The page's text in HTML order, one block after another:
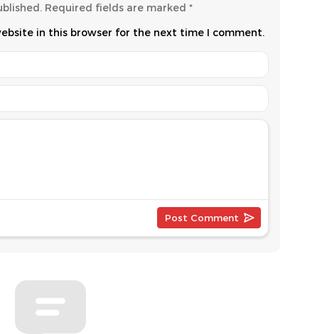
Required fields are marked *
in this browser for the next time I comment.